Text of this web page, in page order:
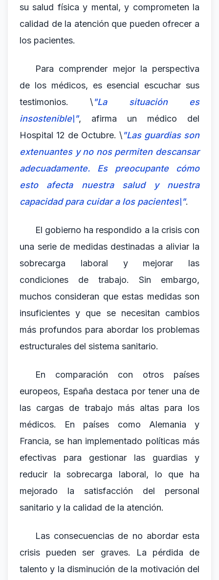
su salud física y mental, y comprometen la
calidad de la atención que pueden ofrecer a
los pacientes.
Para comprender mejor la perspectiva
de los médicos, es esencial escuchar sus
testimonios. \"La situación es
insostenible\", afirma un médico del
Hospital 12 de Octubre. \"Las guardias son
extenuantes y no nos permiten descansar
adecuadamente. Es preocupante cómo
esto afecta nuestra salud y nuestra
capacidad para cuidar a los pacientes\".
El gobierno ha respondido a la crisis con
una serie de medidas destinadas a aliviar la
sobrecarga laboral y mejorar las
condiciones de trabajo. Sin embargo,
muchos consideran que estas medidas son
insuficientes y que se necesitan cambios
más profundos para abordar los problemas
estructurales del sistema sanitario.
En comparación con otros países
europeos, España destaca por tener una de
las cargas de trabajo más altas para los
médicos. En países como Alemania y
Francia, se han implementado políticas más
efectivas para gestionar las guardias y
reducir la sobrecarga laboral, lo que ha
mejorado la satisfacción del personal
sanitario y la calidad de la atención.
Las consecuencias de no abordar esta
crisis pueden ser graves. La pérdida de
talento y la disminución de la motivación del